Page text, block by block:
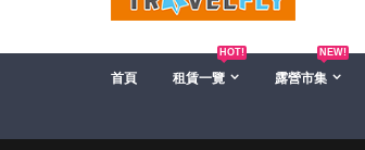
首頁 租賃一覽
HOT!
露營市集
NEW!